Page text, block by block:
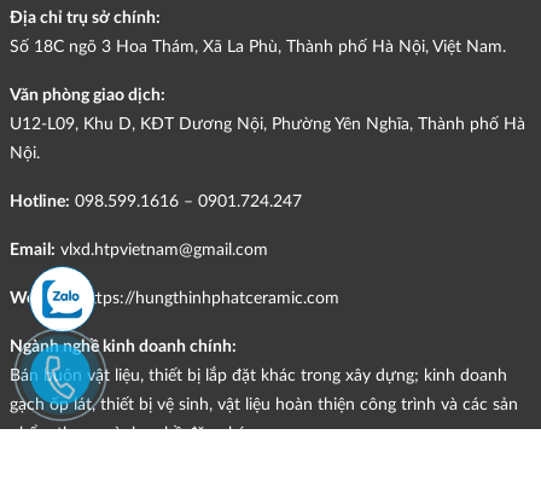
Địa chỉ trụ sở chính:
Số 18C ngõ 3 Hoa Thám, Xã La Phù, Thành phố Hà Nội, Việt Nam.
Văn phòng giao dịch:
U12-L09, Khu D, KĐT Dương Nội, Phường Yên Nghĩa, Thành phố Hà
Nội.
Hotline: 098.599.1616 – 0901.724.247
Email: vlxd.htpvietnam@gmail.com
Website: https://hungthinhphatceramic.com
Ngành nghề kinh doanh chính:
Bán buôn vật liệu, thiết bị lắp đặt khác trong xây dựng; kinh doanh
gạch ốp lát, thiết bị vệ sinh, vật liệu hoàn thiện công trình và các sản
phẩm theo ngành nghề đăng ký.